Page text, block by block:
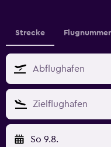
Strecke Flugnummer
So 9.8.